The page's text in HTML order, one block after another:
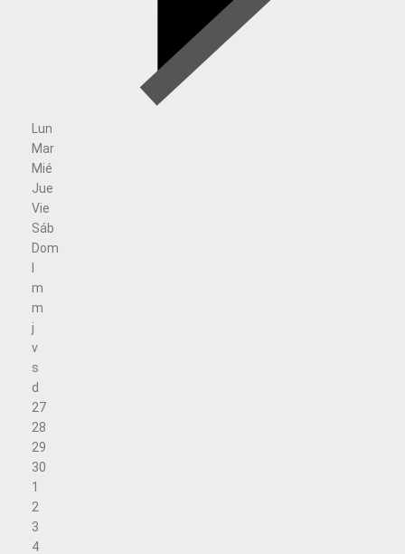
Lun
Mar
Mié
Jue
Vie
Sáb
Dom
m
m
j
v
s
d
27
28
29
30
1
2
3
4